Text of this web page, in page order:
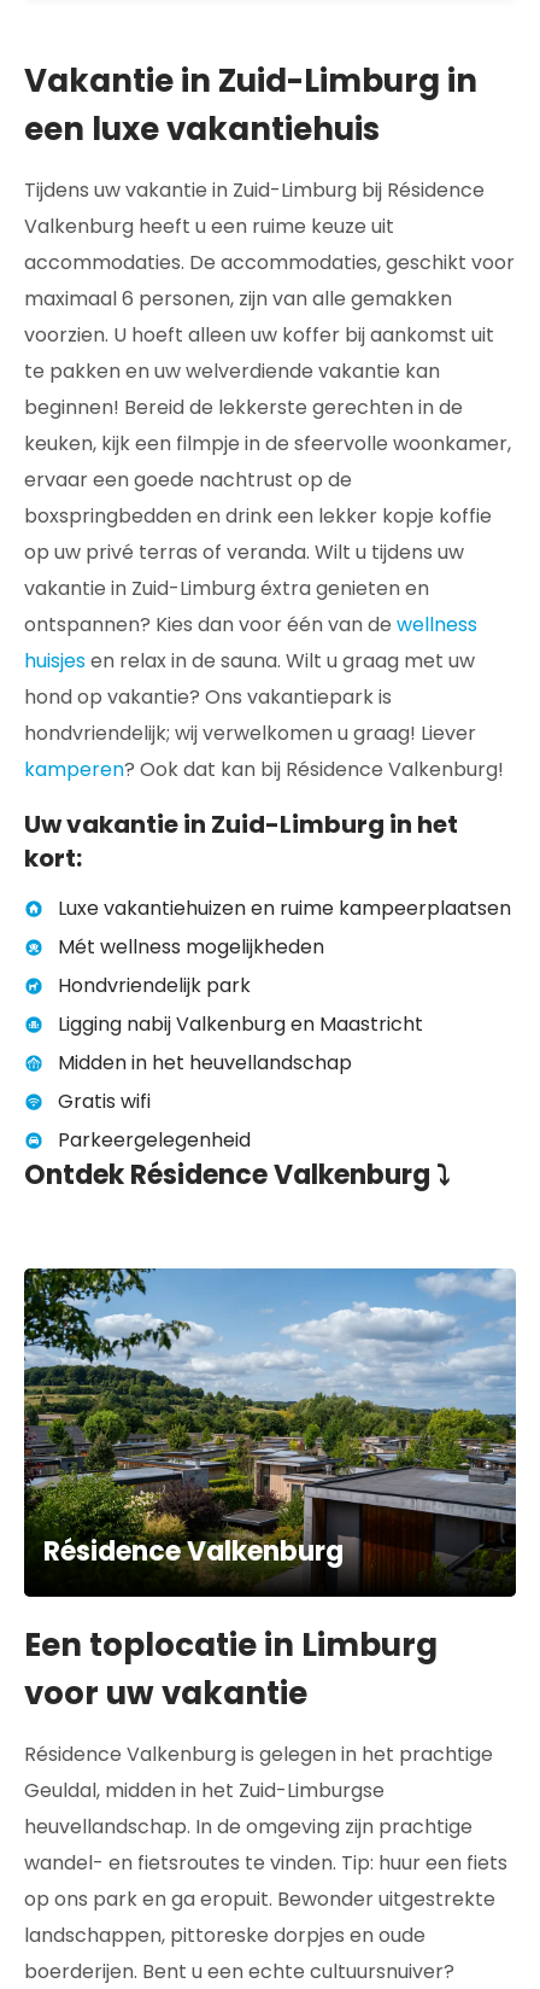
Vakantie in Zuid-Limburg in
een luxe vakantiehuis
Tijdens uw vakantie in Zuid-Limburg bij Résidence
Valkenburg heeft u een ruime keuze uit
accommodaties. De accommodaties, geschikt voor
maximaal 6 personen, zijn van alle gemakken
voorzien. U hoeft alleen uw koffer bij aankomst uit
te pakken en uw welverdiende vakantie kan
beginnen! Bereid de lekkerste gerechten in de
keuken, kijk een filmpje in de sfeervolle woonkamer,
ervaar een goede nachtrust op de
boxspringbedden en drink een lekker kopje koffie
op uw privé terras of veranda. Wilt u tijdens uw
vakantie in Zuid-Limburg éxtra genieten en
ontspannen? Kies dan voor één van de wellness
huisjesen relax in de sauna. Wilt u graag met uw
hond op vakantie? Ons vakantiepark is
hondvriendelijk; wij verwelkomen u graag! Liever
kamperen? Ook dat kan bij Résidence Valkenburg!
Uw vakantie in Zuid-Limburg in het
kort:
Luxe vakantiehuizen en ruime kampeerplaatsen
Mét wellness mogelijkheden
Hondvriendelijk park
Ligging nabij Valkenburg en Maastricht
Midden in het heuvellandschap
Gratis wifi
Parkeergelegenheid
Ontdek Résidence Valkenburg ⤵
Résidence Valkenburg
Een toplocatie in Limburg
voor uw vakantie
Résidence Valkenburg is gelegen in het prachtige
Geuldal, midden in het Zuid-Limburgse
heuvellandschap. In de omgeving zijn prachtige
wandel- en fietsroutes te vinden. Tip: huur een fiets
op ons park en ga eropuit. Bewonder uitgestrekte
landschappen, pittoreske dorpjes en oude
boerderijen. Bent u een echte cultuursnuiver?